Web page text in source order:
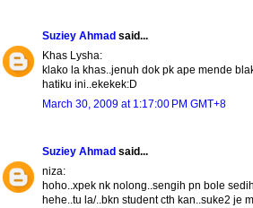
Suziey Ahmad said...
Khas Lysha:
klako la khas..jenuh dok pk ape mende
hatiku ini..ekekek:D
March 30, 2009 at 1:17:00 PM GMT+8
Suziey Ahmad said...
niza:
hoho..xpek nk nolong..sengih pn bole
hehe..tu la/..bkn student cth kan..suke2 je